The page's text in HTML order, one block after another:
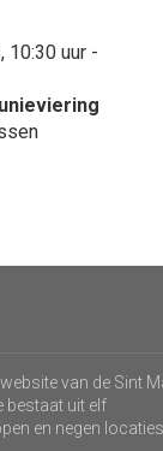
10:30 uur -
van de Sint
bestaat uit elf
en negen locaties